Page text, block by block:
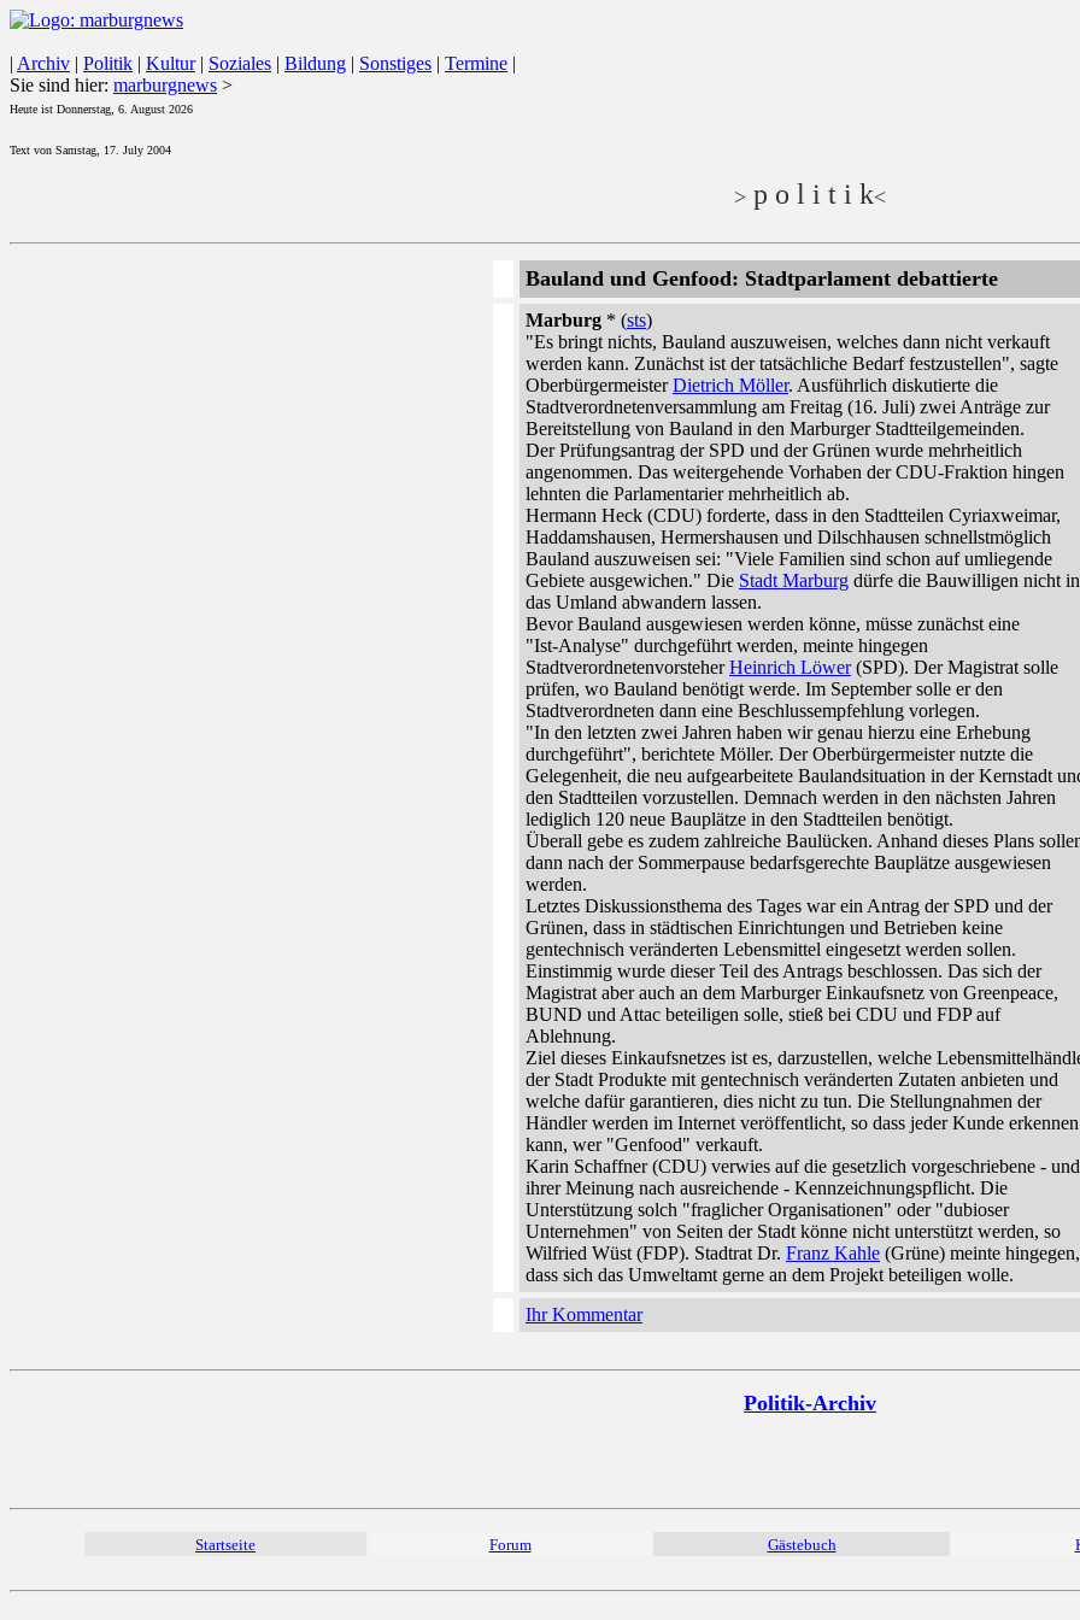
| Archiv | Politik | Kultur| Soziales | Bildung | Sonstiges | Termine |
Sie sind hier: marburgnews >
Heute ist Donnerstag, 6. August 2026
Text von Samstag, 17. July 2004
> p o l i t i k<
Bauland und Genfood: Stadtparlament debattierte
Marburg * (sts)
"Es bringt nichts, Bauland auszuweisen, welches dann nicht verkauft
werden kann. Zunächst ist der tatsächliche Bedarf festzustellen", sagte
OberbürgermeisterDietrich Möller. Ausführlich diskutierte die
Stadtverordnetenversammlung am Freitag (16. Juli) zwei Anträge zur
Bereitstellung von Bauland in den Marburger Stadtteilgemeinden.
Der Prüfungsantrag der SPD und der Grünen wurde mehrheitlich
angenommen. Das weitergehende Vorhaben der CDU-Fraktion hingen
lehnten die Parlamentarier mehrheitlich ab.
Hermann Heck (CDU) forderte, dass in den Stadtteilen Cyriaxweimar,
Haddamshausen, Hermershausen und Dilschhausen schnellstmöglich
Bauland auszuweisen sei: "Viele Familien sind schon auf umliegende
Gebiete ausgewichen." Die Stadt Marburg dürfe die Bauwilligen nicht in
das Umland abwandern lassen.
Bevor Bauland ausgewiesen werden könne, müsse zunächst eine
"Ist-Analyse" durchgeführt werden, meinte hingegen
StadtverordnetenvorsteherHeinrich Löwer(SPD). Der Magistrat solle
prüfen, wo Bauland benötigt werde. Im September solle er den
Stadtverordneten dann eine Beschlussempfehlung vorlegen.
"In den letzten zwei Jahren haben wir genau hierzu eine Erhebung
durchgeführt", berichtete Möller. Der Oberbürgermeister nutzte die
Gelegenheit, die neu aufgearbeitete Baulandsituation in der Kernstadt
den Stadtteilen vorzustellen. Demnach werden in den nächsten Jahren
lediglich 120 neue Bauplätze in den Stadtteilen benötigt.
Überall gebe es zudem zahlreiche Baulücken. Anhand dieses Plans
dann nach der Sommerpause bedarfsgerechte Bauplätze ausgewiesen
werden.
Letztes Diskussionsthema des Tages war ein Antrag der SPD und der
Grünen, dass in städtischen Einrichtungen und Betrieben keine
gentechnisch veränderten Lebensmittel eingesetzt werden sollen.
Einstimmig wurde dieser Teil des Antrags beschlossen. Das sich der
Magistrat aber auch an dem Marburger Einkaufsnetz von Greenpeace,
BUND und Attac beteiligen solle, stieß bei CDU und FDP auf
Ablehnung.
Ziel dieses Einkaufsnetzes ist es, darzustellen, welche
der Stadt Produkte mit gentechnisch veränderten Zutaten anbieten und
welche dafür garantieren, dies nicht zu tun. Die Stellungnahmen der
Händler werden im Internet veröffentlicht, so dass jeder Kunde erkennen
kann, wer "Genfood" verkauft.
Karin Schaffner (CDU) verwies auf die gesetzlich vorgeschriebene - und
ihrer Meinung nach ausreichende - Kennzeichnungspflicht. Die
Unterstützung solch "fraglicher Organisationen" oder "dubioser
Unternehmen" von Seiten der Stadt könne nicht unterstützt werden, so
Wilfried Wüst (FDP). Stadtrat Dr. Franz Kahle (Grüne) meinte hingegen,
dass sich das Umweltamt gerne an dem Projekt beteiligen wolle.
Ihr Kommentar
Politik-Archiv
Startseite Forum Gästebuch